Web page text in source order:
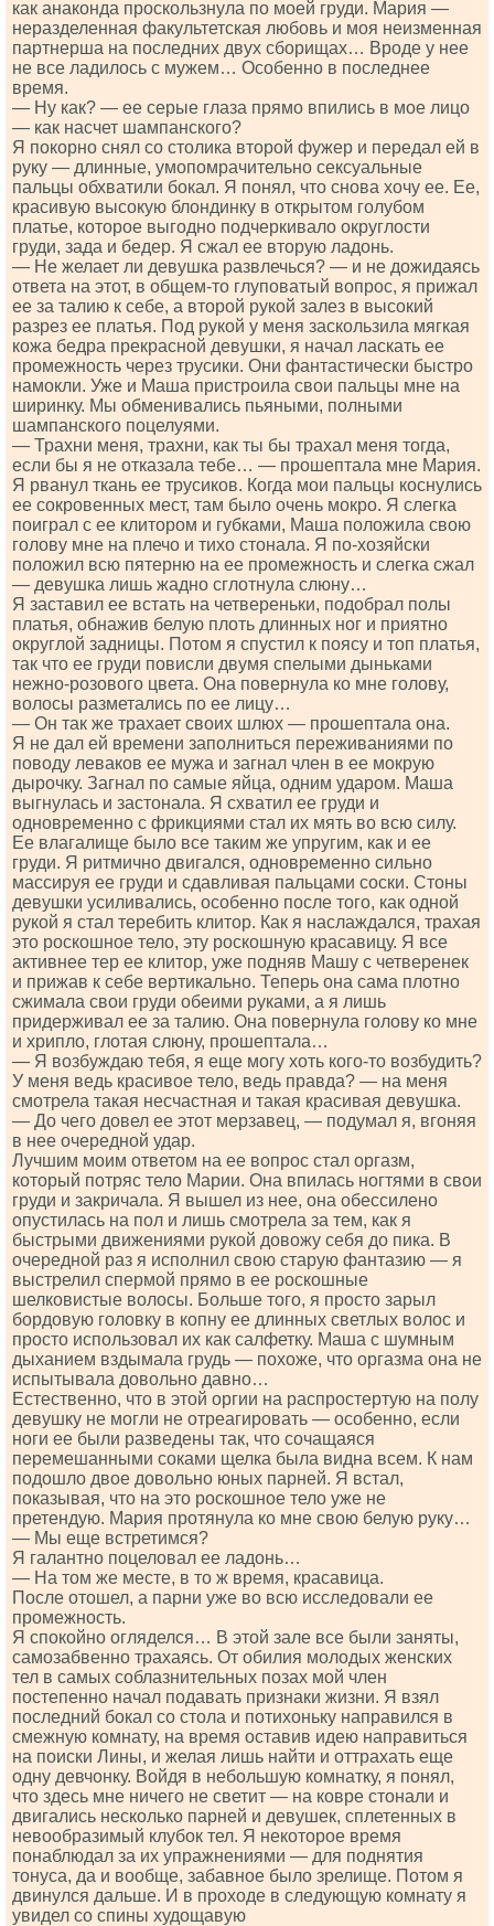
как анаконда проскользнула по моей груди. Мария —
неразделенная факультетская любовь и моя неизменная
партнерша на последних двух сборищах… Вроде у нее
не все ладилось с мужем… Особенно в последнее
время.
— Ну как? — ее серые глаза прямо впились в мое лицо
— как насчет шампанского?
Я покорно снял со столика второй фужер и передал ей в
руку — длинные, умопомрачительно сексуальные
пальцы обхватили бокал. Я понял, что снова хочу ее. Ее,
красивую высокую блондинку в открытом голубом
платье, которое выгодно подчеркивало округлости
груди, зада и бедер. Я сжал ее вторую ладонь.
— Не желает ли девушка развлечься? — и не дожидаясь
ответа на этот, в общем-то глуповатый вопрос, я прижал
ее за талию к себе, а второй рукой залез в высокий
разрез ее платья. Под рукой у меня заскользила мягкая
кожа бедра прекрасной девушки, я начал ласкать ее
промежность через трусики. Они фантастически быстро
намокли. Уже и Маша пристроила свои пальцы мне на
ширинку. Мы обменивались пьяными, полными
шампанского поцелуями.
— Трахни меня, трахни, как ты бы трахал меня тогда,
если бы я не отказала тебе… — прошептала мне Мария.
Я рванул ткань ее трусиков. Когда мои пальцы коснулись
ее сокровенных мест, там было очень мокро. Я слегка
поиграл с ее клитором и губками, Маша положила свою
голову мне на плечо и тихо стонала. Я по-хозяйски
положил всю пятерню на ее промежность и слегка сжал
— девушка лишь жадно сглотнула слюну…
Я заставил ее встать на четвереньки, подобрал полы
платья, обнажив белую плоть длинных ног и приятно
округлой задницы. Потом я спустил к поясу и топ платья,
так что ее груди повисли двумя спелыми дыньками
нежно-розового цвета. Она повернула ко мне голову,
волосы разметались по ее лицу…
— Он так же трахает своих шлюх — прошептала она.
Я не дал ей времени заполниться переживаниями по
поводу леваков ее мужа и загнал член в ее мокрую
дырочку. Загнал по самые яйца, одним ударом. Маша
выгнулась и застонала. Я схватил ее груди и
одновременно с фрикциями стал их мять во всю силу.
Ее влагалище было все таким же упругим, как и ее
груди. Я ритмично двигался, одновременно сильно
массируя ее груди и сдавливая пальцами соски. Стоны
девушки усиливались, особенно после того, как одной
рукой я стал теребить клитор. Как я наслаждался, трахая
это роскошное тело, эту роскошную красавицу. Я все
активнее тер ее клитор, уже подняв Машу с четверенек
и прижав к себе вертикально. Теперь она сама плотно
сжимала свои груди обеими руками, а я лишь
придерживал ее за талию. Она повернула голову ко мне
и хрипло, глотая слюну, прошептала…
— Я возбуждаю тебя, я еще могу хоть кого-то возбудить?
У меня ведь красивое тело, ведь правда? — на меня
смотрела такая несчастная и такая красивая девушка.
— До чего довел ее этот мерзавец, — подумал я, вгоняя
в нее очередной удар.
Лучшим моим ответом на ее вопрос стал оргазм,
который потряс тело Марии. Она впилась ногтями в свои
груди и закричала. Я вышел из нее, она обессилено
опустилась на пол и лишь смотрела за тем, как я
быстрыми движениями рукой довожу себя до пика. В
очередной раз я исполнил свою старую фантазию — я
выстрелил спермой прямо в ее роскошные
шелковистые волосы. Больше того, я просто зарыл
бордовую головку в копну ее длинных светлых волос и
просто использовал их как салфетку. Маша с шумным
дыханием вздымала грудь — похоже, что оргазма она не
испытывала довольно давно…
Естественно, что в этой оргии на распростертую на полу
девушку не могли не отреагировать — особенно, если
ноги ее были разведены так, что сочащаяся
перемешанными соками щелка была видна всем. К нам
подошло двое довольно юных парней. Я встал,
показывая, что на это роскошное тело уже не
претендую. Мария протянула ко мне свою белую руку…
— Мы еще встретимся?
Я галантно поцеловал ее ладонь…
— На том же месте, в то ж время, красавица.
После отошел, а парни уже во всю исследовали ее
промежность.
Я спокойно огляделся… В этой зале все были заняты,
самозабвенно трахаясь. От обилия молодых женских
тел в самых соблазнительных позах мой член
постепенно начал подавать признаки жизни. Я взял
последний бокал со стола и потихоньку направился в
смежную комнату, на время оставив идею направиться
на поиски Лины, и желая лишь найти и оттрахать еще
одну девчонку. Войдя в небольшую комнатку, я понял,
что здесь мне ничего не светит — на ковре стонали и
двигались несколько парней и девушек, сплетенных в
невообразимый клубок тел. Я некоторое время
понаблюдал за их упражнениями — для поднятия
тонуса, да и вообще, забавное было зрелище. Потом я
двинулся дальше. И в проходе в следующую комнату я
увидел со спины худощавую